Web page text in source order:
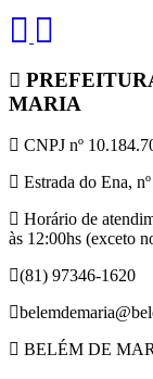
MARIA
CNPJ nº
Estrada do Ena,
Horário de
às 12:00hs (exceto
(81) 97346-1620
BELÉM DE